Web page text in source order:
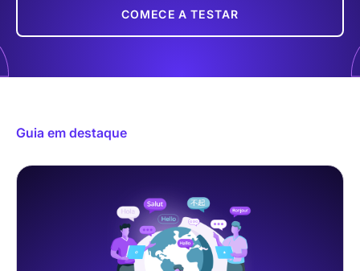
COMECE A TESTAR
Guia em destaque